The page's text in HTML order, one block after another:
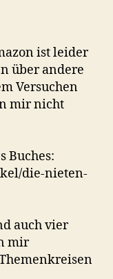
ist leider
über andere
Versuchen
mir nicht
Buches:
die-nieten-
auch vier
mir